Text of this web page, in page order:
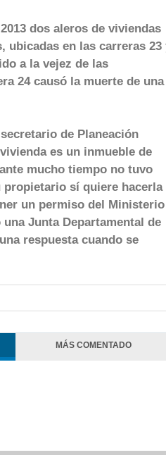
dos aleros de viviendas
ubicadas en las carreras 23
a la vejez de las
24 causó la muerte de una
de Planeación
es un inmueble de
mucho tiempo no tuvo
sí quiere hacerla
un permiso del Ministerio
Junta Departamental de
respuesta cuando se
MÁS COMENTADO